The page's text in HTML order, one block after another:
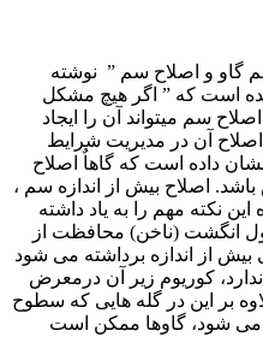
گاو و اصلاح سم ” نوشته
است که ” اگر هیچ مشکل
سم میتواند آن را ایجاد
آن در مدیریت شرایط
داده است که گاهاٌ اصلاح
اصلاح بیش از اندازه سم ،
نکته مهم را به یاد داشته
انگشت (ناخن) محافظت از
از اندازه برداشته می شود
کوریوم زیر آن درمعرض
بر این در گله هایی که سطوح
شود، گاوها ممکن است